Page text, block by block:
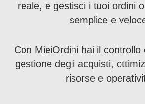
reale, e gestisci i tuoi ordini
semplice e
Con MieiOrdini hai il controllo
gestione degli acquisti,
risorse e